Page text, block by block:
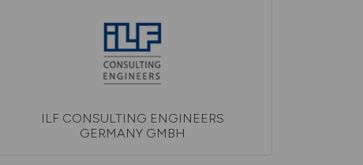
ILF CONSULTING ENGINEERS
GERMANY GMBH